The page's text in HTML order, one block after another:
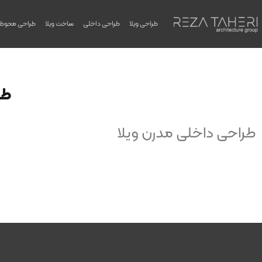
طراحی ویلا طراحی داخلی ساخت ویلا طراحی
طراحی داخلی مدرن ویلا